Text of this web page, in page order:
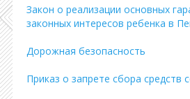
Закон о реализации основных
законных интересов ребенка в
Дорожная безопасность
Приказ о запрете сбора средств